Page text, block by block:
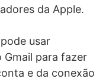
da Apple.
usar
Gmail para fazer
e da conexão